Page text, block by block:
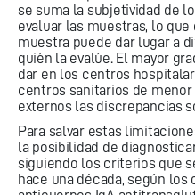
se suma la subjetividad de
evaluar las muestras, lo
muestra puede dar lugar a
quién la evalúe. El mayor
dar en los centros
centros sanitarios de
externos las discrepancias
Para salvar estas
la posibilidad de
siguiendo los criterios que
hace una década, según